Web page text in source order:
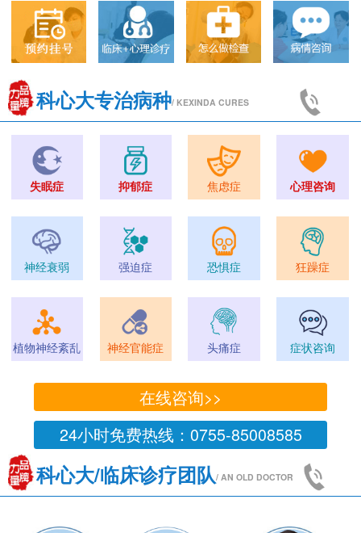
科心大专治病种/ KEXINDA CURES
失眠症 抑郁症 焦虑症 心理咨询
神经衰弱 强迫症 恐惧症 狂躁症
植物神经紊乱 神经官能症 头痛症 症状咨询
在线咨询>>
24小时免费热线：0755-85008585
科心大/临床诊疗团队/ AN OLD DOCTOR